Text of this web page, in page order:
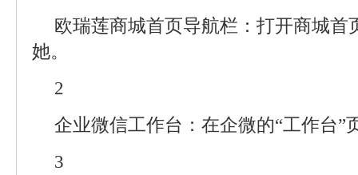
欧瑞莲商城首页导航栏：打开商城首
她。
2
企业微信工作台：在企微的“工作台”
3